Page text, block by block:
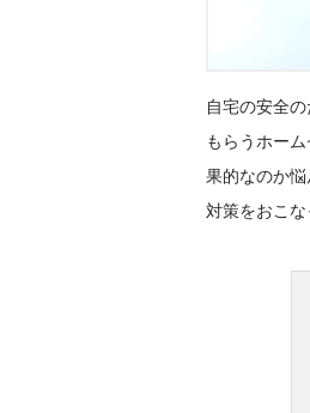
自宅の安全
もらうホー
果的なのか
対策をおこ